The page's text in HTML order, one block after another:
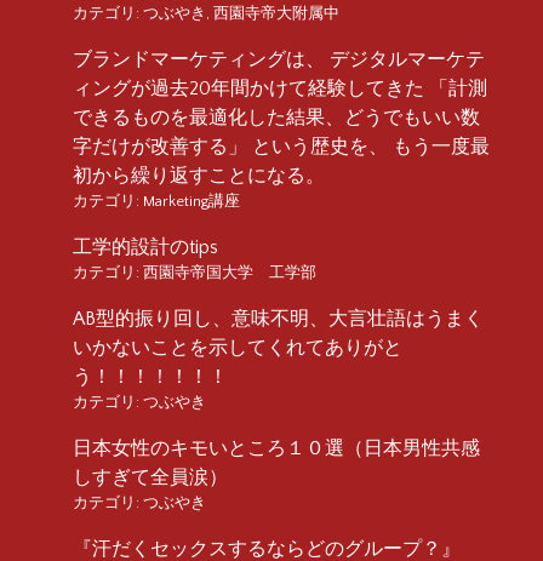
カテゴリ: つぶやき , 西園寺帝大附属中
ブランドマーケティングは、 デジタルマーケテ
ィングが過去20年間かけて経験してきた 「計測
できるものを最適化した結果、どうでもいい数
字だけが改善する」 という歴史を、 もう一度最
初から繰り返すことになる。
カテゴリ: Marketing講座
工学的設計のtips
カテゴリ: 西園寺帝国大学 工学部
AB型的振り回し、意味不明、大言壮語はうまく
いかないことを示してくれてありがと
う！！！！！！！
カテゴリ: つぶやき
日本女性のキモいところ１０選（日本男性共感
しすぎて全員涙）
カテゴリ: つぶやき
『汗だくセックスするならどのグループ？』